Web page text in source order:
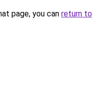
page, you can return to